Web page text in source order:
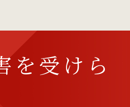
を受けら